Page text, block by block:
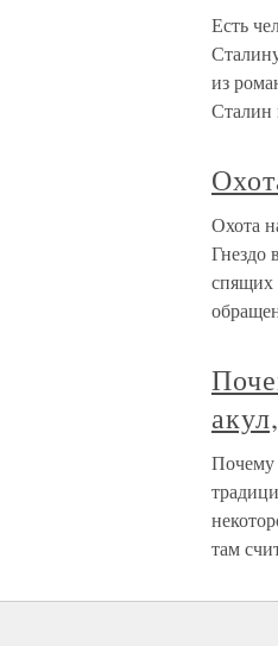
Есть
из
Сталин
Охота
Гнездо
спящих
Почему
там